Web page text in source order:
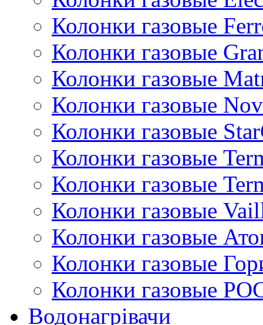
Колонки газовые
Колонки газовые
Колонки газовые
Колонки газовые
Колонки газовые
Колонки газовые
Колонки газовые
Колонки газовые
Колонки газовые
Колонки газовые
Колонки газовые
Водонагрівачи